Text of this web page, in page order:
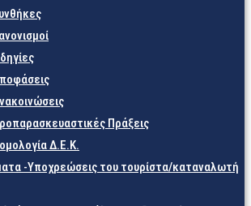
Πράξεις
Δ.Ε.Κ.
-Υποχρεώσεις του τουρίστα/καταναλωτή